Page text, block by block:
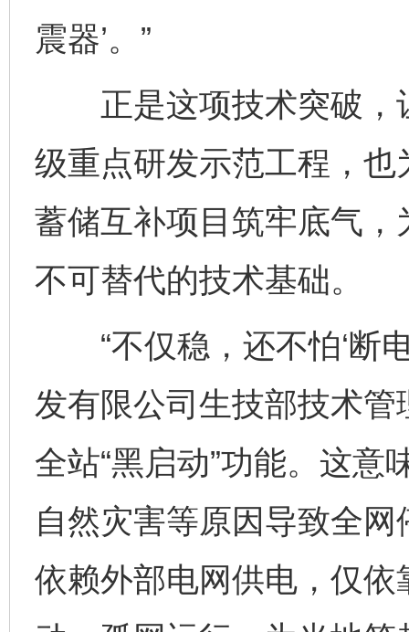
震器’。”
正是这项技术突破，
级重点研发示范工程，
蓄储互补项目筑牢底气
不可替代的技术基础。
“不仅稳，还不怕‘断电
发有限公司生技部技术
全站“黑启动”功能。这
自然灾害等原因导致全
依赖外部电网供电，仅